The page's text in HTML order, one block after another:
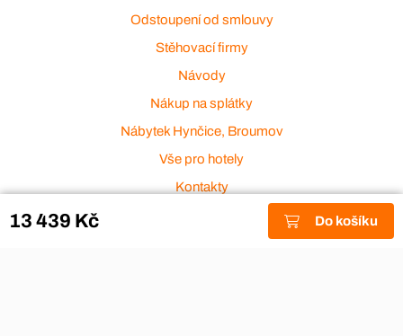
13 439 Kč Do košíku
Odstoupení od smlouvy
Stěhovací firmy
Návody
Nákup na splátky
Nábytek Hynčice, Broumov
Vše pro hotely
Kontakty
Přijímáme platební karty